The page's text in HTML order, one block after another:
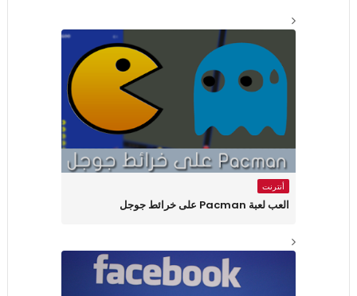
أنترنت
العب لعبة Pacman على خرائط جوجل